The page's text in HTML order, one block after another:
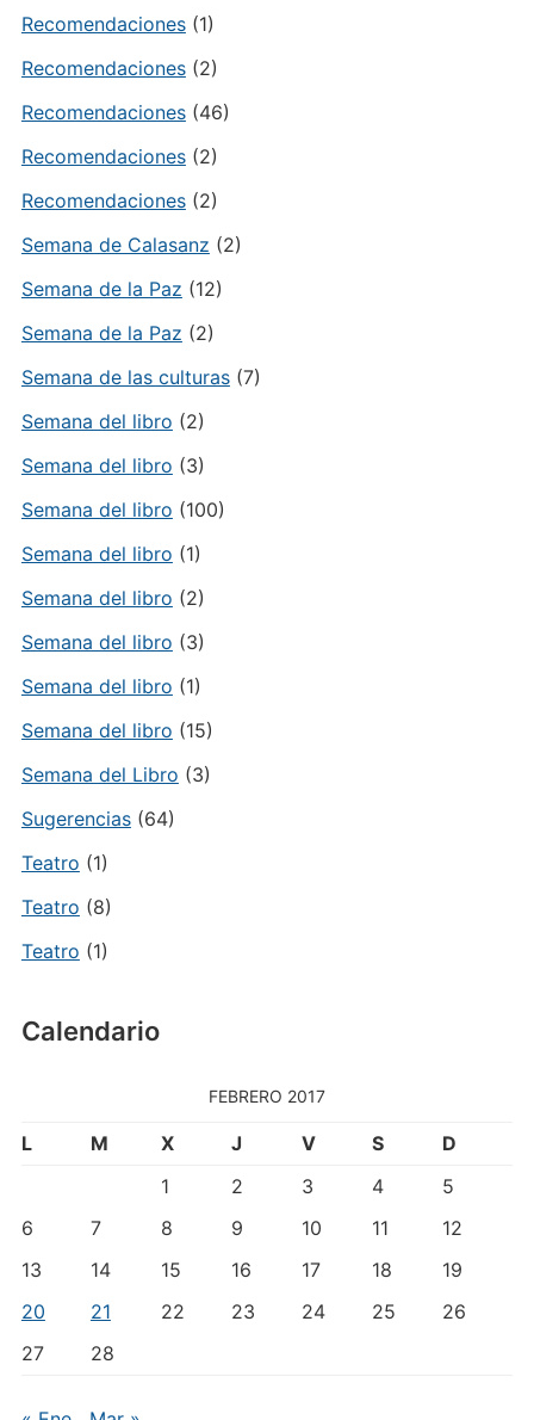
Recomendaciones(1)
Recomendaciones(2)
Recomendaciones(46)
Recomendaciones(2)
Recomendaciones(2)
Semana de Calasanz (2)
Semana de la Paz (12)
Semana de la Paz (2)
Semana de las culturas(7)
Semana del libro (2)
Semana del libro (3)
Semana del libro (100)
Semana del libro (1)
Semana del libro (2)
Semana del libro (3)
Semana del libro (1)
Semana del libro (15)
Semana del Libro (3)
Sugerencias(64)
Teatro (1)
Teatro (8)
Teatro (1)
Calendario
FEBRERO 2017
L M X J V S
D
1
2 3 4
5
6
7 8 9 10 11
12
13
14 15 16 17 18
19
20
21 22 23 24 25
26
27
28